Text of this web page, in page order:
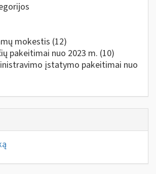
mokestis (12)
pakeitimai nuo 2023 m. (10)
įstatymo pakeitimai nuo